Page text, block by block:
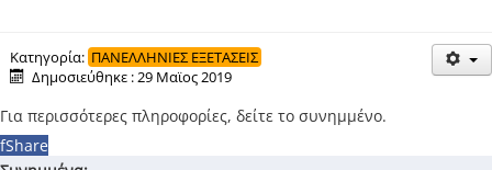
ΔΡΑΣΕΙΣ
ΕΠΙΚΟΙΝΩΝΙΑ
ΕΞ ΑΠΟΣΤΑΣΕΩΣ ΕΚΠΑΙΔΕΥΣΗ
Κατηγορία: ΠΑΝΕΛΛΗΝΙΕΣ ΕΞΕΤΑΣΕΙΣ
Δημοσιεύθηκε : 29 Μαϊος 2019
Για περισσότερες πληροφορίες, δείτε το συνημμένο.
fShare